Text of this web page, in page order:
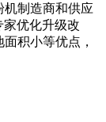
机制造商和供应
优化升级改
积小等优点，